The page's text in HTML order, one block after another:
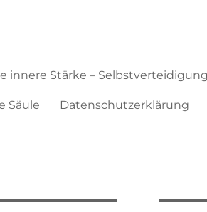
innere Stärke –
Säule Datenschutzerklärung